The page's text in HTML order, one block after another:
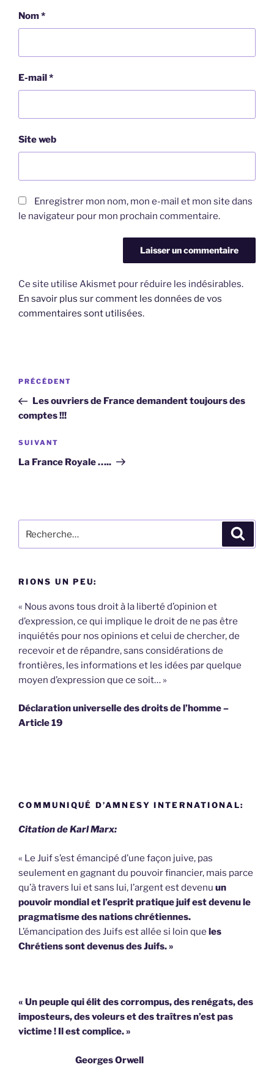
Nom*
E-mail*
Site web
Enregistrer mon nom, mon e-mail et mon site dans
le navigateur pour mon prochain commentaire.
Ce site utilise Akismet pour réduire les indésirables.
En savoir plus sur comment les données de vos
commentaires sont utilisées.
Navigation
l’article
Article
précédent
PRÉCÉDENT
Les ouvriers de France demandent toujours des
comptes !!!
Article
suivant
SUIVANT
La France Royale …..
pour
RIONS UN PEU:
« Nous avons tous droit à la liberté d’opinion et
d’expression, ce qui implique le droit de ne pas être
inquiétés pour nos opinions et celui de chercher, de
recevoir et de répandre, sans considérations de
frontières, les informations et les idées par quelque
moyen d’expression que ce soit… »
Déclaration universelle des droits de l’homme –
Article 19
COMMUNIQUÉ D’AMNESY INTERNATIONAL:
Citation de Karl Marx:
« Le Juif s’est émancipé d’une façon juive, pas
seulement en gagnant du pouvoir financier, mais parce
qu’à travers lui et sans lui, l’argent est devenu un
pouvoir mondial et l’esprit pratique juif est devenu le
pragmatisme des nations chrétiennes.
L’émancipation des Juifs est allée si loin que les
Chrétiens sont devenus des Juifs. »
« Un peuple qui élit des corrompus, des renégats, des
imposteurs, des voleurs et des traîtres n’est pas
victime ! Il est complice. »
Georges Orwell